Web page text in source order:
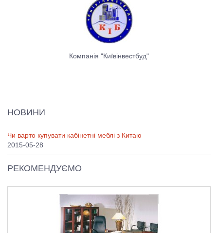
Компанія "Київінвестбуд"
НОВИНИ
Чи варто купувати кабінетні меблі з Китаю
2015-05-28
РЕКОМЕНДУЄМО